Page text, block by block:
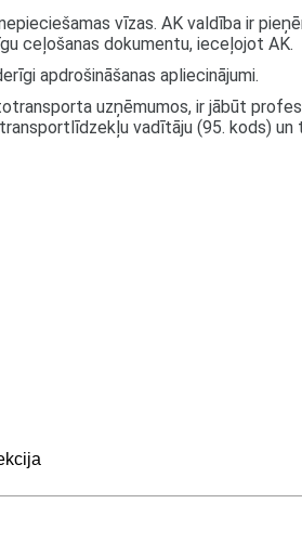
vīzas. AK valdība ir
ceļošanas dokumentu, ieceļojot AK.
apdrošināšanas apliecinājumi.
uzņēmumos, ir jābūt
vadītāju (95. kods) un